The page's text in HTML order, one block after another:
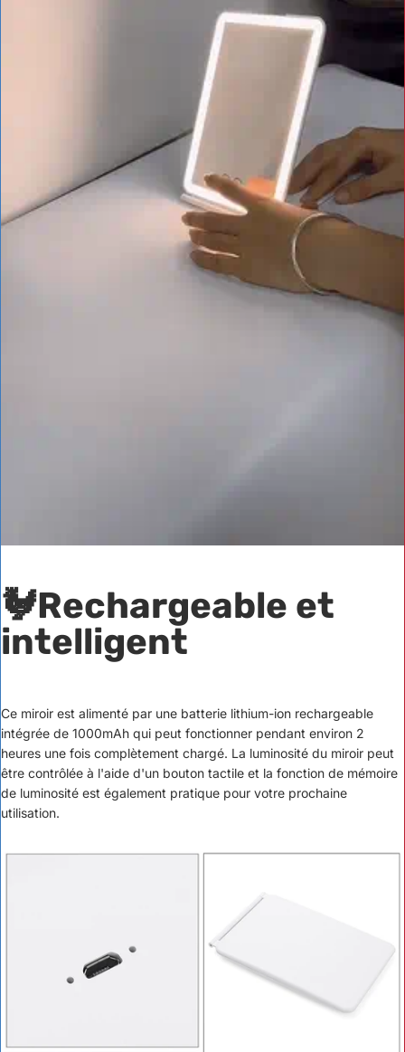
🐓Rechargeable et
intelligent
Ce miroir est alimenté par une batterie lithium-ion rechargeable
intégrée de 1000mAh qui peut fonctionner pendant environ 2
heures une fois complètement chargé. La luminosité du miroir peut
être contrôlée à l'aide d'un bouton tactile et la fonction de mémoire
de luminosité est également pratique pour votre prochaine
utilisation.